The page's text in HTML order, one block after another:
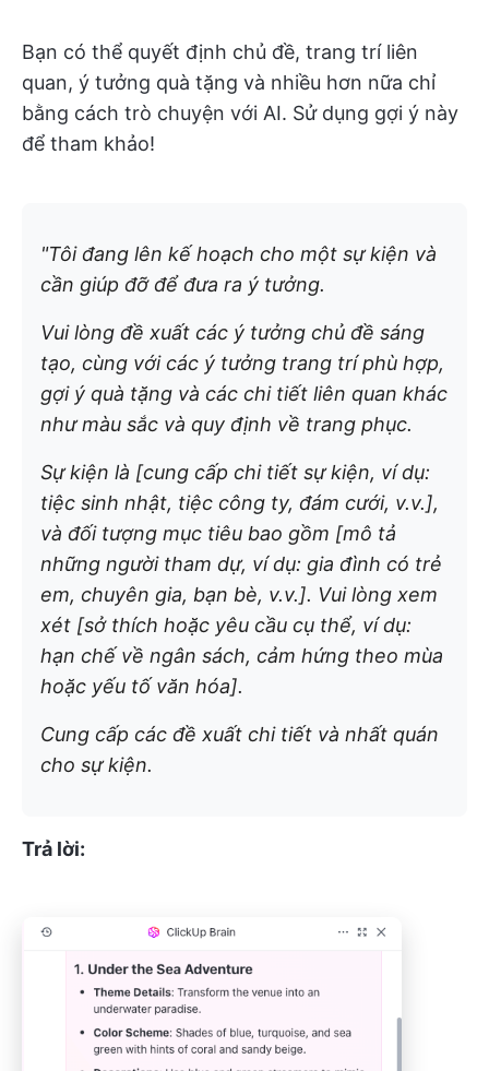
Bạn có thể quyết định chủ đề, trang trí liên
quan, ý tưởng quà tặng và nhiều hơn nữa chỉ
bằng cách trò chuyện với AI. Sử dụng gợi ý này
để tham khảo!
"Tôi đang lên kế hoạch cho một sự kiện và
cần giúp đỡ để đưa ra ý tưởng.
Vui lòng đề xuất các ý tưởng chủ đề sáng
tạo, cùng với các ý tưởng trang trí phù hợp,
gợi ý quà tặng và các chi tiết liên quan khác
như màu sắc và quy định về trang phục.
Sự kiện là [cung cấp chi tiết sự kiện, ví dụ:
tiệc sinh nhật, tiệc công ty, đám cưới, v.v.],
và đối tượng mục tiêu bao gồm [mô tả
những người tham dự, ví dụ: gia đình có trẻ
em, chuyên gia, bạn bè, v.v.]. Vui lòng xem
xét [sở thích hoặc yêu cầu cụ thể, ví dụ:
hạn chế về ngân sách, cảm hứng theo mùa
hoặc yếu tố văn hóa].
Cung cấp các đề xuất chi tiết và nhất quán
cho sự kiện.
Trả lời: